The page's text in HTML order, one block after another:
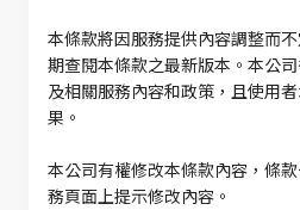
本條款將因服務提供內容調整而
期查閱本條款之最新版本。本公
及相關服務內容和政策，且使用
果。
本公司有權修改本條款內容，條
務頁面上提示修改內容。